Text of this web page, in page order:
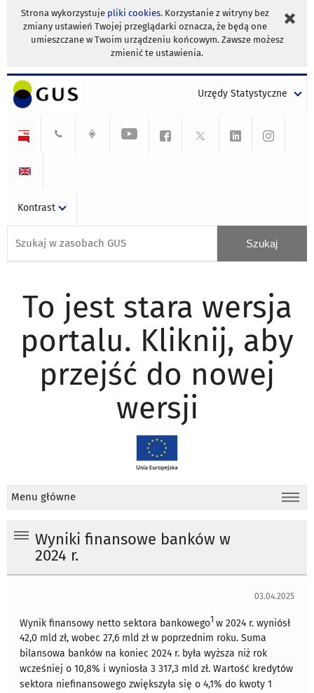
Strona wykorzystuje pliki cookies. Korzystanie z witryny bez
zmiany ustawień Twojej przeglądarki oznacza, że będą one
umieszczane w Twoim urządzeniu końcowym. Zawsze możesz
zmienić te ustawienia.
Urzędy Statystyczne
Kontrast
To jest stara wersja
portalu. Kliknij, aby
przejść do nowej
wersji
Menu główne
Wyniki finansowe banków w
2024 r.
03.04.2025
Wynik finansowy netto sektora bankowego1w 2024 r. wyniósł
42,0 mld zł, wobec 27,6 mld zł w poprzednim roku. Suma
bilansowa banków na koniec 2024 r. była wyższa niż rok
wcześniej o 10,8% i wyniosła 3 317,3 mld zł. Wartość kredytów
sektora niefinansowego zwiększyła się o 4,1% do kwoty 1